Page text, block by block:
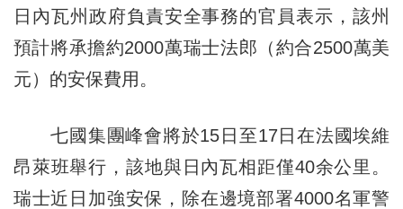
日內瓦州政府負責安全事務的官員表示，該州
預計將承擔約2000萬瑞士法郎（約合2500萬美
元）的安保費用。
七國集團峰會將於15日至17日在法國埃維
昂萊班舉行，該地與日內瓦相距僅40余公里。
瑞士近日加強安保，除在邊境部署4000名軍警